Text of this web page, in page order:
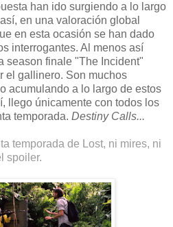
han ido surgiendo a lo largo
en una valoración global
en esta ocasión se han dado
interrogantes. Al menos así
season finale "The Incident"
el gallinero. Son muchos
acumulando a lo largo de estos
llego únicamente con todos los
temporada. Destiny Calls...
temporada de Lost, ni mires, ni
spoiler.